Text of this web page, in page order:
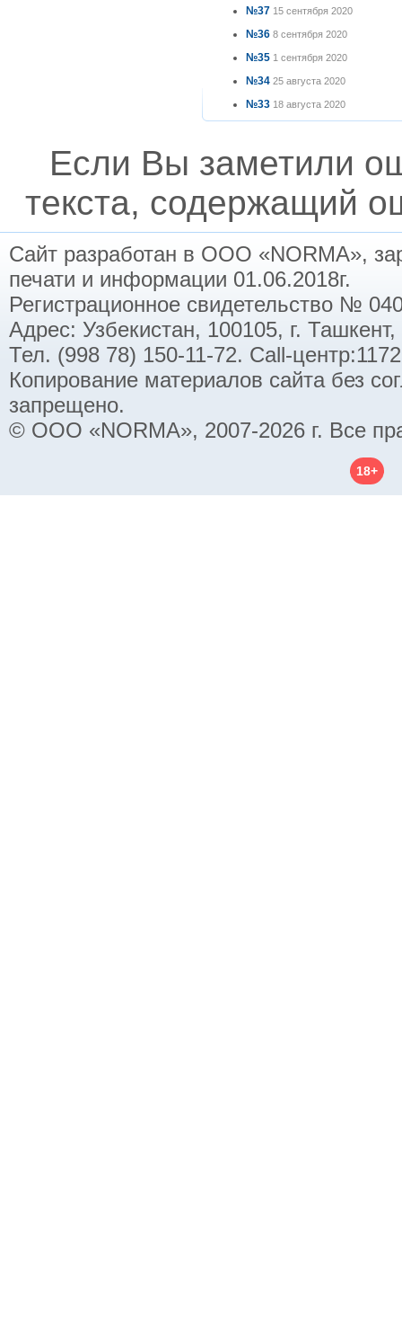
№37 15 сентября 2020
№36 8 сентября 2020
№35 1 сентября 2020
№34 25 августа 2020
№33 18 августа 2020
Если Вы заметили
текста, содержащий
Сайт разработан в ООО «NORMA»,
печати и информации 01.06.2018г.
Регистрационное свидетельство №
Адрес: Узбекистан, 100105, г.
Тел. (998 78) 150-11-72. Call-
Копирование материалов сайта без
запрещено.
© ООО «NORMA», 2007-2026 г. Все
18+